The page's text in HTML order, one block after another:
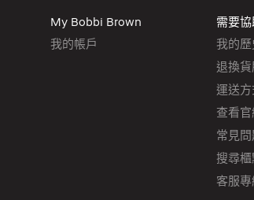
My Bobbi Brown
我的帳戶
需要協
我的
退換
運送方
查看
常見問
搜尋櫃
客服